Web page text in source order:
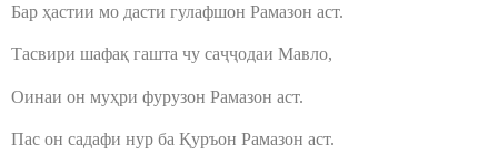
Бар ҳастии мо дасти гулафшон Рамазон аст.
Тасвири шафақ гашта чу саҷҷодаи Мавло,
Оинаи он муҳри фурузон Рамазон аст.
Пас он садафи нур ба Қуръон Рамазон аст.